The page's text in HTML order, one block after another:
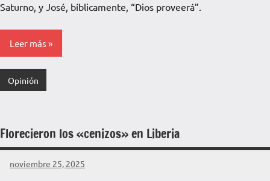
La
Saturno, y José, bíblicamente, “Dios proveerá”.
Leer más
Opinión
Florecieron los «cenizos» en Liberia
noviembre 25, 2025
La